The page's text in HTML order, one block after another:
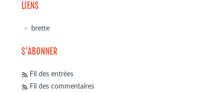
LIENS
brette
S'ABONNER
Fil des entrées
Fil des commentaires